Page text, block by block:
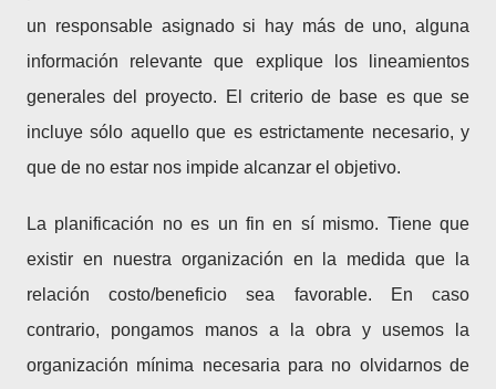
un responsable asignado si hay más de uno, alguna
información relevante que explique los lineamientos
generales del proyecto. El criterio de base es que se
incluye sólo aquello que es estrictamente necesario, y
que de no estar nos impide alcanzar el objetivo.
La planificación no es un fin en sí mismo. Tiene que
existir en nuestra organización en la medida que la
relación costo/beneficio sea favorable. En caso
contrario, pongamos manos a la obra y usemos la
organización mínima necesaria para no olvidarnos de